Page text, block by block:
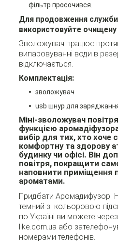
фільтр просочився.
Для продовження
використовуйте очищену
Зволожувач працює
випаровуванні води в
відключається.
Комплектація:
зволожувач
usb шнур для
Міні-зволожувач
функцією
вибір для тих, хто хоче
комфортну та здорову
будинку чи офісі. Він
повітря, покращити
наповнити приміщення
ароматами.
Придбати Аромадифузор
темний з кольоровою
по Україні ви можете
like.com.ua або
номерами телефонів.